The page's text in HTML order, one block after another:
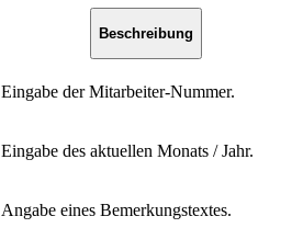
Beschreibung
Eingabe der Mitarbeiter-Nummer.
Eingabe des aktuellen Monats / Jahr.
Angabe eines Bemerkungstextes.